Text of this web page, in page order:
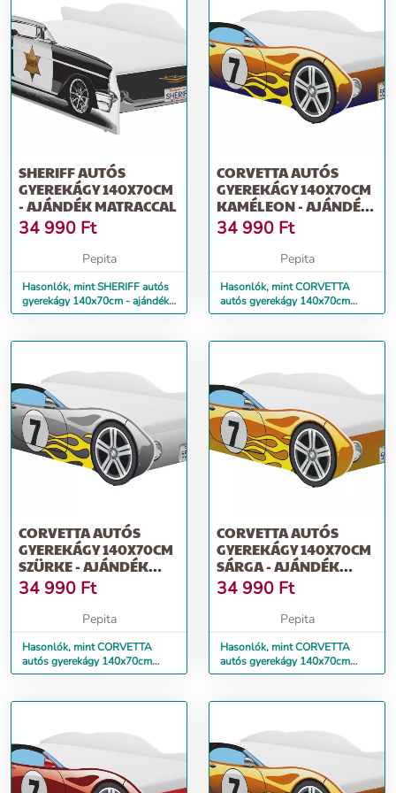
SHERIFF AUTÓS
GYEREKÁGY 140X70CM
- AJÁNDÉK MATRACCAL
34 990 Ft
Pepita
Hasonlók, mint SHERIFF autós
gyerekágy 140x70cm - ajándék
matraccal
CORVETTA AUTÓS
GYEREKÁGY 140X70CM
KAMÉLEON - AJÁNDÉK
MATRACCAL
34 990 Ft
Pepita
Hasonlók, mint CORVETTA
autós gyerekágy 140x70cm
kaméleon - ajándék matraccal
CORVETTA AUTÓS
GYEREKÁGY 140X70CM
SZÜRKE - AJÁNDÉK
MATRACCAL
34 990 Ft
Pepita
Hasonlók, mint CORVETTA
autós gyerekágy 140x70cm
szürke - ajándék matraccal
CORVETTA AUTÓS
GYEREKÁGY 140X70CM
SÁRGA - AJÁNDÉK
MATRACCAL
34 990 Ft
Pepita
Hasonlók, mint CORVETTA
autós gyerekágy 140x70cm
sárga - ajándék matraccal